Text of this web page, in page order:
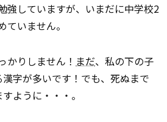
強していますが、いまだに中学校2
いません。
かりしません！ まだ、私の下の子
字が多いです！でも、死ぬまで
ように・・・。